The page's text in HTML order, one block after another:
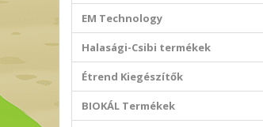
EM Technology
Halasági-Csibi termékek
Étrend Kiegészítők
BIOKÁL Termékek